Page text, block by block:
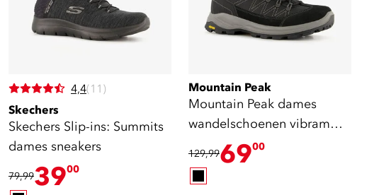
4,4(11)
Skechers
Skechers Slip-ins: Summits
dames sneakers
79,993900
Mountain Peak
Mountain Peak dames
wandelschoenen vibram
zool zwart
129,996900